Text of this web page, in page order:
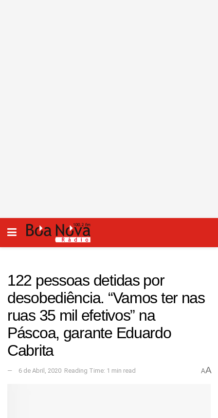
122 pessoas detidas por
desobediência. “Vamos ter nas
ruas 35 mil efetivos” na
Páscoa, garante Eduardo
Cabrita
6 de Abril, 2020 Reading Time: 1 min read AA